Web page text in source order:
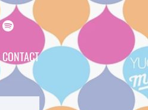
CONTACT